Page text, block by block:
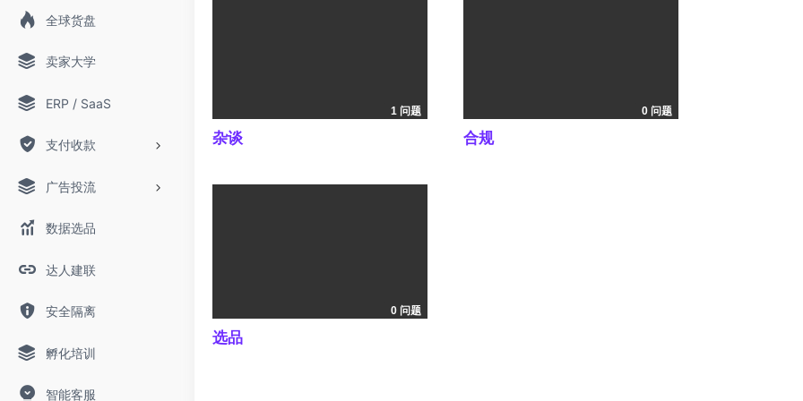
全球货盘
卖家大学
ERP / SaaS
支付收款
广告投流
数据选品
达人建联
安全隔离
孵化培训
智能客服
1 问题
杂谈
0 问题
合规
0 问题
选品